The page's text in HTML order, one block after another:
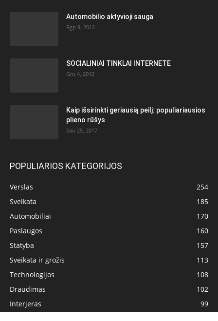
Automobilio aktyvioji sauga
Rgp 9, 2012
SOCIALINIAI TINKLAI INTERNETE
Gru 4, 2012
Kaip išsirinkti geriausią peilį: populiariausios
plieno rūšys
Sau 25, 2017
POPULIARIOS KATEGORIJOS
Verslas
254
Sveikata
185
Automobiliai
170
Paslaugos
160
Statyba
157
Sveikata ir grožis
113
Technologijos
108
Draudimas
102
Interjeras
99